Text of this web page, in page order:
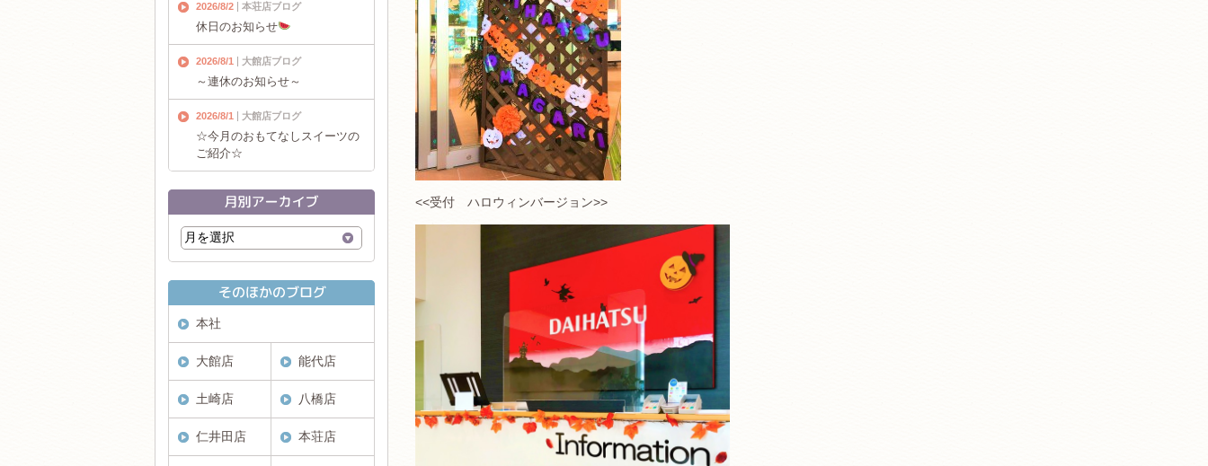
<<受付 ハロウィンバージョン>>
2026/8/2 本荘店ブログ
休日のお知らせ
2026/8/1 大館店ブログ
～連休のお知らせ～
2026/8/1 大館店ブログ
☆今月のおもてなしスイーツの
ご紹介☆
本社
大館店 能代店
土崎店 八橋店
仁井田店 本荘店